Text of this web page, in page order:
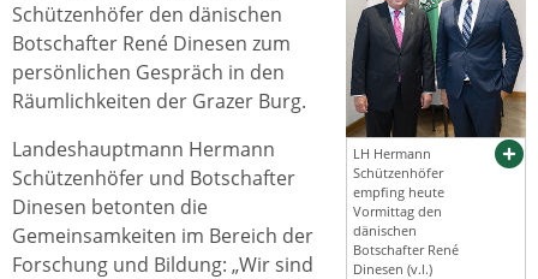
LH Hermann
Schützenhöfer
empfing heute
Vormittag den
dänischen
Botschafter René
Dinesen (v.l.)
Schützenhöfer den dänischen
Botschafter René Dinesen zum
persönlichen Gespräch in den
Räumlichkeiten der Grazer Burg.
Landeshauptmann Hermann
Schützenhöfer und Botschafter
Dinesen betonten die
Gemeinsamkeiten im Bereich der
Forschung und Bildung: „Wir sind